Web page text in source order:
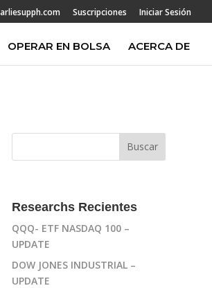
Suscripciones Iniciar Sesión
OPERAR EN BOLSA ACERCA DE
Researchs Recientes
QQQ- ETF NASDAQ 100 –
UPDATE
DOW JONES INDUSTRIAL –
UPDATE